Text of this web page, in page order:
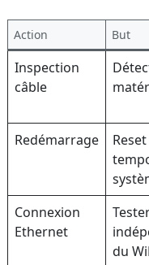
Action But
Inspection
câble
Redémarrage
Reset
Connexion
Ethernet
du